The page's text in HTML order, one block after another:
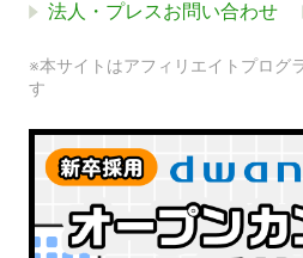
法人・プレスお問い合わせ
※本サイトはアフィリエイトプログ
す